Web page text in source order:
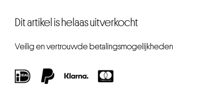
Dit artikel is helaas uitverkocht
Veilig en vertrouwde betalingsmogelijkheden